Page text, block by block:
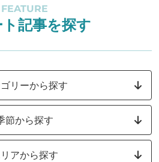
FEATURE
ト記事を探す
リーから探す
節から探す
アから探す